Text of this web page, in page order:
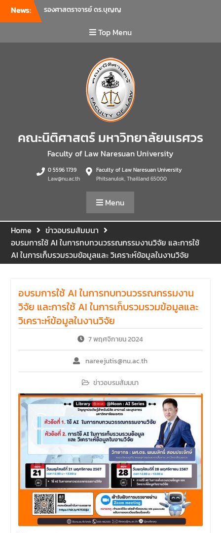
News:
รองศาสตราจารย์ ดร.บุญญ
คณะนิติศาสตร์ เป็นประธานที่
ประชุมผู้บริหารคณะพบ
เป็นการเตรียมพร้อมก่อนเปิด
ภาคเรียนต้น ปีการศึกษา 2569
พร้อมด้วยรองคณบดีทุกฝ่าย
เข้าร่วมแจ้งนโยบายแนวทาง
การบริหารงานในแต่ละด้านของ
คณะ รวมทั้งการเตรียมความ
รายวิชาวิจัยทางกฎหมาย และ
รายวิชาตรรกศาสตร์และการ
ประชุมชั้น 3 อาคารคณะ
นิติศาสตร์ มหาวิทยาลัยนเรศวร
คณะนิติศาสตร์ มหาวิทยาลัย
นเรศวร จัดโครงการเตรียม
ความพร้อมเพื่อรับมือภัยพิบัติ
และปฐมพยาบาลเบื้องต้น
ประจำปี 2569 ณ ห้อง 2-311
อาคารปราบไตรจักร 2
มหาวิทยาลัยนเรศวร โดย
อาคารอุตสาหกรรมบริการ เพื่อ
ร่วมกันสร้างพื้นที่การทำงานที่
ปลอดภัย ซึ่งครอบคลุมหน่วย
งานภายในกลุ่มอาคารทั้ง 3
คณะ และ 1 กอง
นเรศวร จัดโครงการปฐมนิเทศ
ศึกษา 2569 โดยได้รับเกียรติ
ญรัตน์ โชคบันดาลชัย คณบดี
คณะนิติศาสตร์ ให้เกียรติเป็น
ประธานในพิธีเปิด พร้อมกล่าว
ต้อนรับและให้โอวาทแก่นิสิตใหม่
มีวัตถุประสงค์เพื่อให้ผู้ปกครอง
และนิสิตได้ทราบถึงนโยบาย
ด้านการเรียนการสอนของคณะ
นิติศาสตร์
Top Menu
คณะนิติศาสตร์ มหาวิทยาลัยนเรศวร
Faculty of Law Naresuan University
0 5596 1739
Law@nu.ac.th
Faculty of Law Naresuan University
Phitsanulok, Thailland 65000
Menu
Home
ข่าวอบรมสัมมนา
อบรมการใช้ AI ในการทบทวนวรรณกรรมงานวิจัย และการใช้
AI ในการเก็บรวมรวมข้อมูลและ วิเคราะห์ข้อมูลในงานวิจัย
อบรมการใช้ AI ในการทบทวนวรรณกรรมงาน
วิจัย และการใช้ AI ในการเก็บรวมรวมข้อมูลและ
วิเคราะห์ข้อมูลในงานวิจัย
7 พฤศจิกายน 2024
nareejutis@nu.ac.th
ข่าวอบรมสัมมนา